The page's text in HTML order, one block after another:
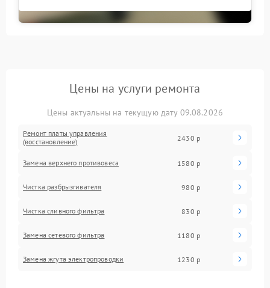
Цены на услуги ремонта
Цены актуальны на текущую дату 09.08.2026
Ремонт платы управления
(восстановление)
2430 р
Замена верхнего противовеса 1580 р
Чистка разбрызгивателя 980 р
Чистка сливного фильтра 830 р
Замена сетевого фильтра 1180 р
Замена жгута электропроводки 1230 р